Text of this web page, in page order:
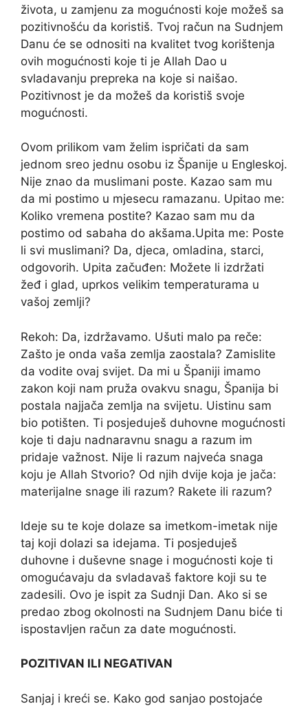
života, u zamjenu za mogućnosti koje možeš sa
pozitivnošću da koristiš. Tvoj račun na Sudnjem
Danu će se odnositi na kvalitet tvog korištenja
ovih mogućnosti koje ti je Allah Dao u
svladavanju prepreka na koje si naišao.
Pozitivnost je da možeš da koristiš svoje
mogućnosti.
Ovom prilikom vam želim ispričati da sam
jednom sreo jednu osobu iz Španije u Engleskoj.
Nije znao da muslimani poste. Kazao sam mu
da mi postimo u mjesecu ramazanu. Upitao me:
Koliko vremena postite? Kazao sam mu da
postimo od sabaha do akšama.Upita me: Poste
li svi muslimani? Da, djeca, omladina, starci,
odgovorih. Upita začuđen: Možete li izdržati
žeđ i glad, uprkos velikim temperaturama u
vašoj zemlji?
Rekoh: Da, izdržavamo. Ušuti malo pa reče:
Zašto je onda vaša zemlja zaostala? Zamislite
da vodite ovaj svijet. Da mi u Španiji imamo
zakon koji nam pruža ovakvu snagu, Španija bi
postala najjača zemlja na svijetu. Uistinu sam
bio potišten. Ti posjeduješ duhovne mogućnosti
koje ti daju nadnaravnu snagu a razum im
pridaje važnost. Nije li razum najveća snaga
koju je Allah Stvorio? Od njih dvije koja je jača:
materijalne snage ili razum? Rakete ili razum?
Ideje su te koje dolaze sa imetkom-imetak nije
taj koji dolazi sa idejama. Ti posjeduješ
duhovne i duševne snage i mogućnosti koje ti
omogućavaju da svladavaš faktore koji su te
zadesili. Ovo je ispit za Sudnji Dan. Ako si se
predao zbog okolnosti na Sudnjem Danu biće ti
ispostavljen račun za date mogućnosti.
POZITIVAN ILI NEGATIVAN
Sanjaj i kreći se. Kako god sanjao postojaće